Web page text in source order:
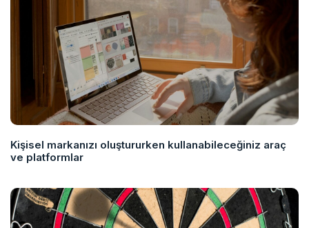
Kişisel markanızı oluştururken kullanabileceğiniz araç
ve platformlar